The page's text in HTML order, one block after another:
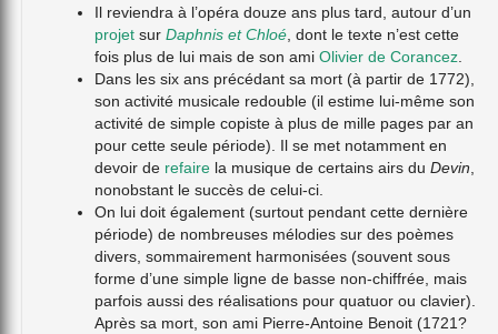
Il reviendra à l’opéra douze ans plus tard, autour d’un
projet surDaphnis et Chloé , dont le texte n’est cette
fois plus de lui mais de son amiOlivier de Corancez
Dans les six ans précédant sa mort (à partir de 1772),
son activité musicale redouble (il estime lui-même son
activité de simple copiste à plus de mille pages par an
pour cette seule période). Il se met notamment en
devoir de refaire la musique de certains airs duDevin
nonobstant le succès de celui-ci.
On lui doit également (surtout pendant cette dernière
période) de nombreuses mélodies sur des poèmes
divers, sommairement harmonisées (souvent sous
forme d’une simple ligne de basse non-chiffrée, mais
parfois aussi des réalisations pour quatuor ou clavier).
Après sa mort, son ami Pierre-Antoine Benoit (1721?